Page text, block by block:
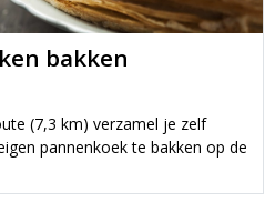
bakken
(7,3 km) verzamel je zelf
pannenkoek te bakken op de